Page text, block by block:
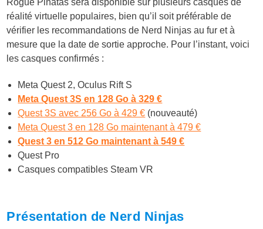
réalité virtuelle populaires, bien qu’il soit préférable de
vérifier les recommandations de Nerd Ninjas au fur et à
mesure que la date de sortie approche. Pour l’instant, voici
les casques confirmés :
Meta Quest 2, Oculus Rift S
Meta Quest 3S en 128 Go à 329 €
Quest 3S avec 256 Go à 429 € (nouveauté)
Meta Quest 3 en 128 Go maintenant à 479 €
Quest 3 en 512 Go maintenant à 549 €
Quest Pro
Casques compatibles Steam VR
Présentation de Nerd Ninjas